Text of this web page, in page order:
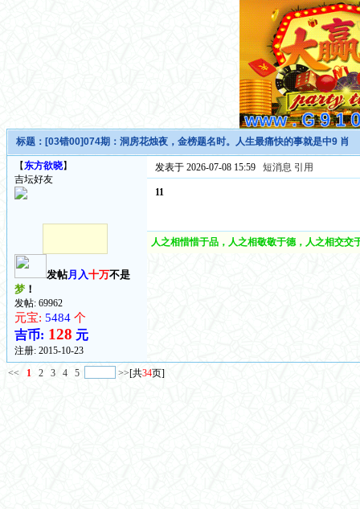
标题： [03错00]074期：洞房花烛夜，金榜题名时。人生最痛快的事就是中9 肖
【东方欲晓】
吉坛好友
发帖月入十万不是
梦！
发帖: 69962
元宝: 5484 个
吉币: 128 元
注册: 2015-10-23
发表于 2026-07-08 15:59 短消息 引用
11
人之相惜惜于品，人之相敬敬于德，人之相交
<< 1 2 3 4 5 >>[共34页]